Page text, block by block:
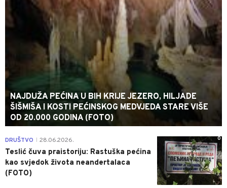
NAJDUŽA PEĆINA U BIH KRIJE JEZERO, HILJADE
ŠIŠMIŠA I KOSTI PEĆINSKOG MEDVJEDA STARE VIŠE
OD 20.000 GODINA (FOTO)
0
DRUŠTVO 28.06.2026.
Teslić čuva praistoriju: Rastuška pećina
kao svjedok života neandertalaca
(FOTO)